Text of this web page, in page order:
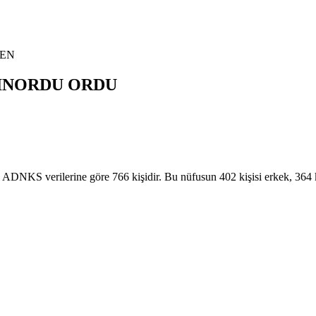
ORDU
verilerine göre 766 kişidir. Bu nüfusun 402 kişisi erkek,